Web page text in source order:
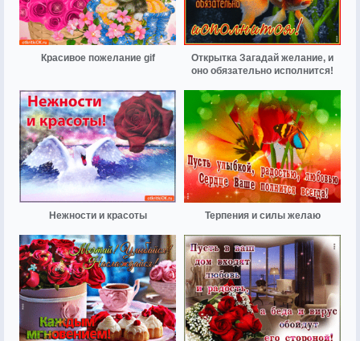
Красивое пожелание gif
Открытка Загадай желание, и
оно обязательно исполнится!
Нежности и красоты Терпения и силы желаю